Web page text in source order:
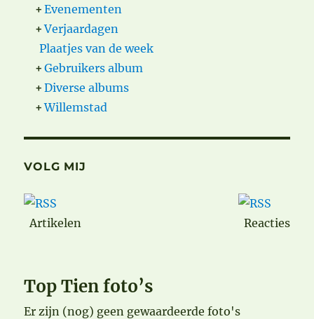
+ Evenementen
+ Verjaardagen
Plaatjes van de week
+ Gebruikers album
+ Diverse albums
+ Willemstad
VOLG MIJ
Artikelen Reacties
Top Tien foto’s
Er zijn (nog) geen gewaardeerde foto's